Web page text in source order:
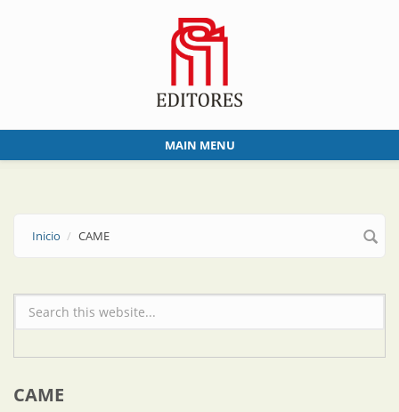
MAIN MENU
Inicio CAME
Formulario de búsqueda
CAME